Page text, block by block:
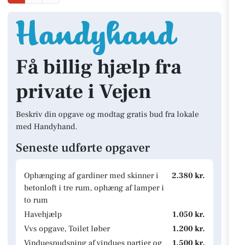
Få billig hjælp fra
private i Vejen
Beskriv din opgave og modtag gratis bud fra lokale
med Handyhand.
Seneste udførte opgaver
Ophænging af gardiner med skinner i
betonloft i tre rum, ophæng af lamper i
to rum
2.380 kr.
Havehjælp
1.050 kr.
Vvs opgave, Toilet løber
1.200 kr.
Vinduespudsning af vindues partier og
1.500 kr.